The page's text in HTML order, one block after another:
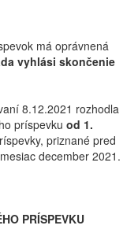
má oprávnená
vyhlási skončenie
8.12.2021 rozhodla
príspevku od 1.
priznané pred
december 2021.
PRÍSPEVKU